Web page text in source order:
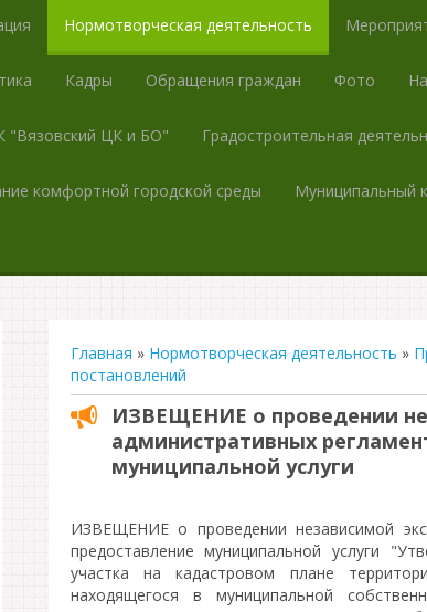
Нормотворческая деятельность
Кадры Обращения граждан Фото
"Вязовский ЦК и БО" Градостроительная
комфортной городской среды Муниципальный
Главная » Нормотворческая деятельность »
постановлений
ИЗВЕЩЕНИЕ о проведении
административных
муниципальной услуги
ИЗВЕЩЕНИЕ о проведении независимой
предоставление муниципальной услуги
участка на кадастровом плане
находящегося в муниципальной